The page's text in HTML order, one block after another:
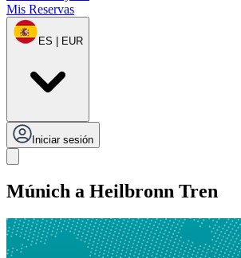
Mis Reservas
ES | EUR
Iniciar sesión
Múnich a Heilbronn Tren